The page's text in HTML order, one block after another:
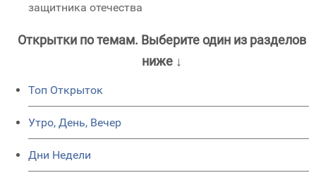
защитника отечества
Открытки по темам. Выберите один из разделов
ниже ↓
Топ Открыток
Утро, День, Вечер
Дни Недели